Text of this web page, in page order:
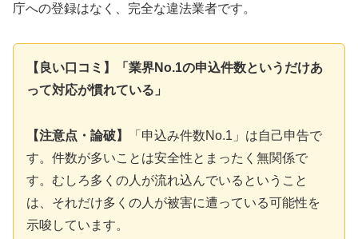
庁への登録はなく、完全な違法業者です。
【良い口コミ】「業界No.1の申込件数というだけあ
って対応が慣れている」
【注意点・論破】
「申込み件数No.1」は自己申告で
す。件数が多いことは安全性とまったく無関係で
す。むしろ多くの人が流れ込んでいるということ
は、それだけ多くの人が被害に遭っている可能性を
示唆しています。